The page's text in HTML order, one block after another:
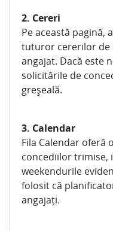
2. Cereri
Pe această pagină,
tuturor cererilor de
angajat. Dacă este
solicitările de
greșeală.
3. Calendar
Fila Calendar oferă
concediilor trimise,
weekendurile
folosit că
angajați.